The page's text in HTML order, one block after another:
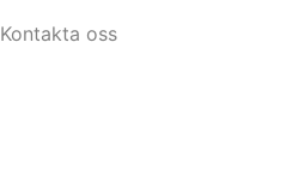
Kontakta oss